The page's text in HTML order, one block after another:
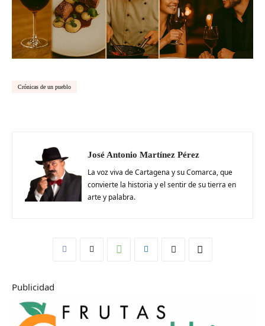
Crónicas de un pueblo
José Antonio Martínez Pérez
La voz viva de Cartagena y su Comarca, que
convierte la historia y el sentir de su tierra en
arte y palabra.
Publicidad